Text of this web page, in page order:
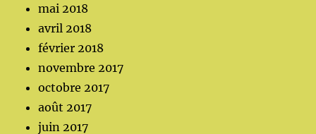
mai 2018
avril 2018
février 2018
novembre 2017
octobre 2017
août 2017
juin 2017